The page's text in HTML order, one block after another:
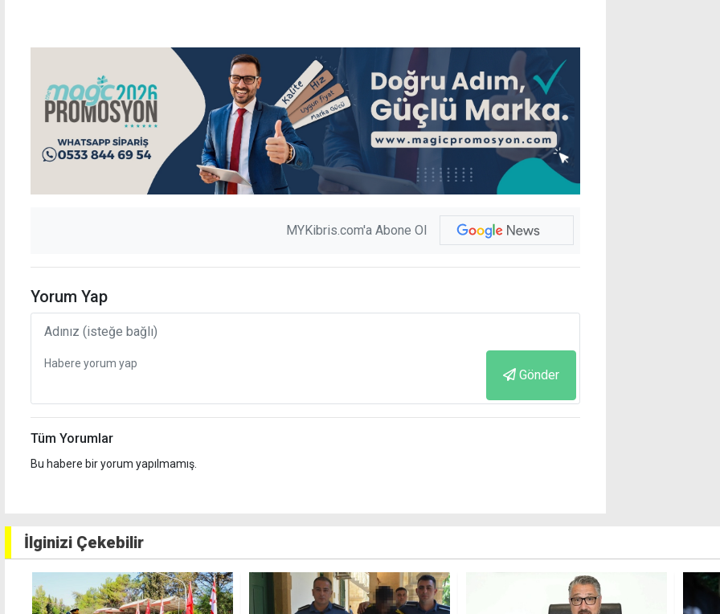
MYKibris.com'a Abone Ol
Yorum Yap
Gönder
Tüm Yorumlar
Bu habere bir yorum yapılmamış.
İlginizi Çekebilir